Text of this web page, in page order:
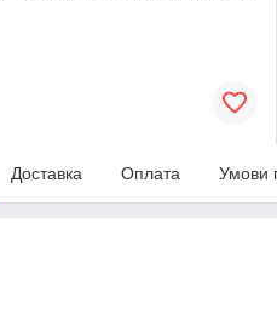
Доставка Оплата Умови